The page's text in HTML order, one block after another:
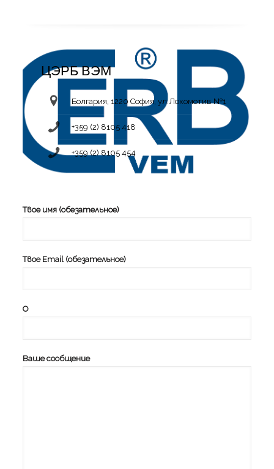
ЦЭРБ ВЭМ
Болгария, 1220 София, ул.Локомотив №1
+359 (2) 8105 418
+359 (2) 8105 454
Твое имя (обезательное)
Твое Email (обезательное)
О
Ваше сообщение